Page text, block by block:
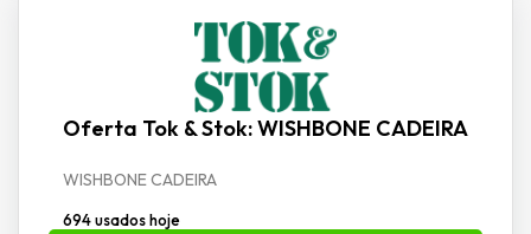
Oferta Tok & Stok: WISHBONE CADEIRA
WISHBONE CADEIRA
694 usados hoje